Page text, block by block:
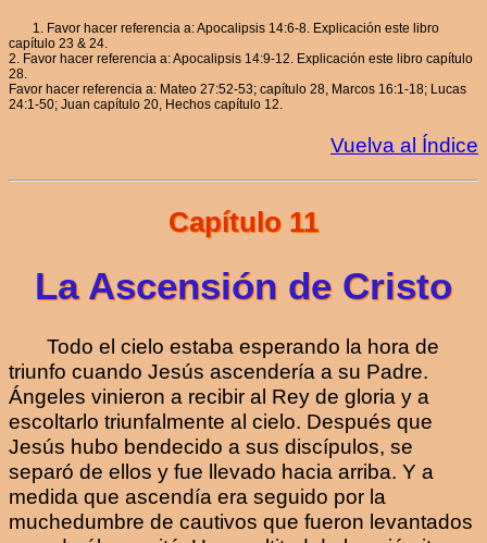
1. Favor hacer referencia a: Apocalipsis 14:6-8. Explicación este libro
capítulo 23 & 24.
2. Favor hacer referencia a: Apocalipsis 14:9-12. Explicación este libro capítulo
28.
Favor hacer referencia a: Mateo 27:52-53; capítulo 28, Marcos 16:1-18; Lucas
24:1-50; Juan capítulo 20, Hechos capítulo 12.
Vuelva al Índice
Capítulo 11
La Ascensión de Cristo
Todo el cielo estaba esperando la hora de
triunfo cuando Jesús ascendería a su Padre.
Ángeles vinieron a recibir al Rey de gloria y a
escoltarlo triunfalmente al cielo. Después que
Jesús hubo bendecido a sus discípulos, se
separó de ellos y fue llevado hacia arriba. Y a
medida que ascendía era seguido por la
muchedumbre de cautivos que fueron levantados